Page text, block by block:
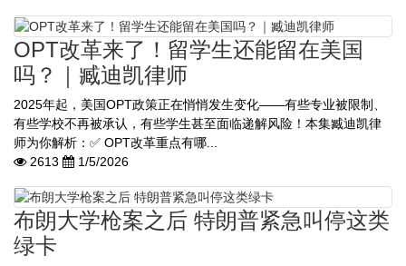
OPT改革来了！留学生还能留在美国
吗？｜臧迪凯律师
2025年起，美国OPT政策正在悄悄发生变化——有些专业被限制、
有些学校不再被承认，有些学生甚至面临递解风险！本集臧迪凯律
师为你解析：✅ OPT改革重点有哪...
2613
1/5/2026
布朗大学枪案之后 特朗普紧急叫停这类
绿卡